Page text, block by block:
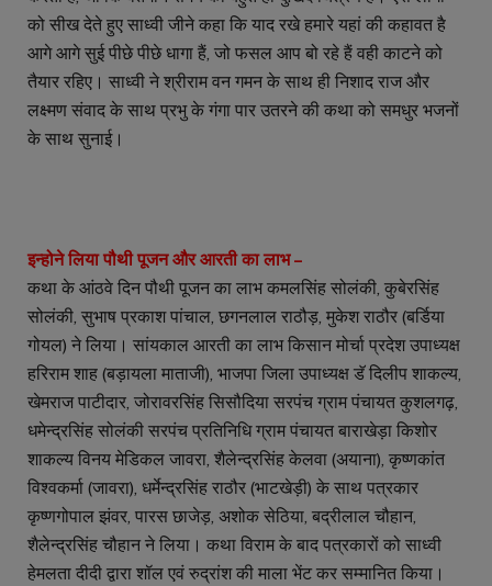
को सीख देते हुए साध्वी जीने कहा कि याद रखे हमारे यहां की कहावत है
आगे आगे सुई पीछे पीछे धागा हैं, जो फसल आप बो रहे हैं वही काटने को
तैयार रहिए। साध्वी ने श्रीराम वन गमन के साथ ही निशाद राज और
लक्ष्मण संवाद के साथ प्रभु के गंगा पार उतरने की कथा को समधुर भजनों
के साथ सुनाई।
इन्होने लिया पौथी पूजन और आरती का लाभ –
कथा के आंठवे दिन पौथी पूजन का लाभ कमलसिंह सोलंकी, कुबेरसिंह
सोलंकी, सुभाष प्रकाश पांचाल, छगनलाल राठौड़, मुकेश राठौर (बर्डिया
गोयल) ने लिया। सांयकाल आरती का लाभ किसान मोर्चा प्रदेश उपाध्यक्ष
हरिराम शाह (बड़ायला माताजी), भाजपा जिला उपाध्यक्ष डॅ दिलीप शाकल्य,
खेमराज पाटीदार, जोरावरसिंह सिसौदिया सरपंच ग्राम पंचायत कुशलगढ़,
धमेन्द्रसिंह सोलंकी सरपंच प्रतिनिधि ग्राम पंचायत बाराखेड़ा किशोर
शाकल्य विनय मेडिकल जावरा, शैलेन्द्रसिंह केलवा (अयाना), कृष्णकांत
विश्वकर्मा (जावरा), धर्मेन्द्रसिंह राठौर (भाटखेड़ी) के साथ पत्रकार
कृष्णगोपाल झंवर, पारस छाजेड़, अशोक सेठिया, बद्रीलाल चौहान,
शैलेन्द्रसिंह चौहान ने लिया। कथा विराम के बाद पत्रकारों को साध्वी
हेमलता दीदी द्वारा शॉल एवं रुद्रांश की माला भेंट कर सम्मानित किया।